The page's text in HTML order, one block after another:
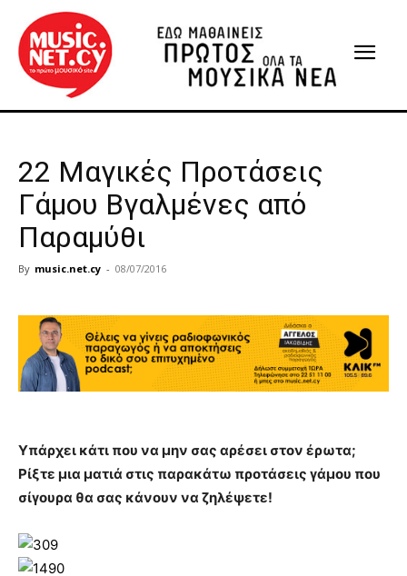
22 Μαγικές Προτάσεις
Γάμου Βγαλμένες από
Παραμύθι
By music.net.cy - 08/07/2016
Υπάρχει κάτι που να μην σας αρέσει στον έρωτα;
Ρίξτε μια ματιά στις παρακάτω προτάσεις γάμου που
σίγουρα θα σας κάνουν να ζηλέψετε!